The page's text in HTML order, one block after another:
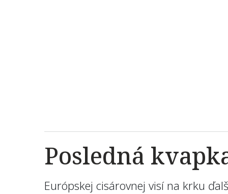
Posledná
Európskej cisárovnej visí na krku